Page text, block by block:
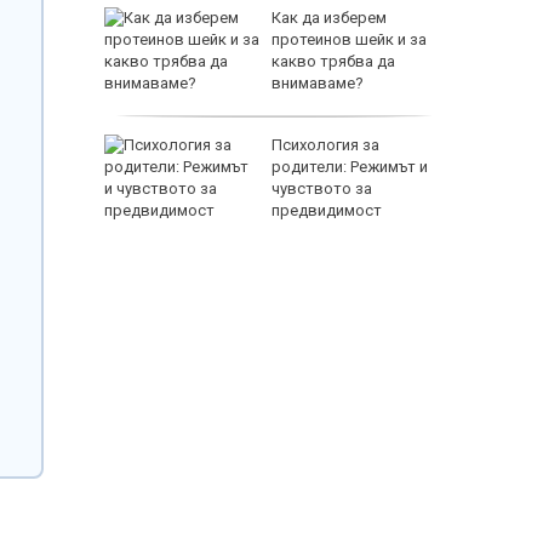
Как да изберем
протеинов шейк и за
какво трябва да
внимаваме?
Психология за
родители: Режимът и
чувството за
предвидимост